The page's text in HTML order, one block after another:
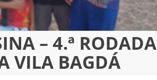
– 4.ª RODADA
VILA BAGDÁ